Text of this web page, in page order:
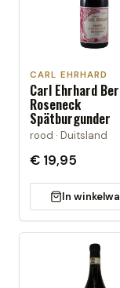
CARL EHRHARD
Carl Ehrhard
Roseneck
Spätburgunder
rood · Duitsland
€ 19,95
In